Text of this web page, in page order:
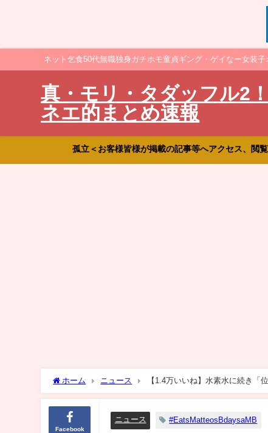
ネット乞食50代無職独身ガチホモ童貞ギング・ゲイなー女装
真・モリ・タダッフル2
ネエ的まとめ速報
孤立＜お客様皆様が掲載の記事等へアクセス、閲
ホーム ニュース 【1.4万いいね】水素水に続き「
Facebook
ニュース #EatsMatteosBdaysaMB